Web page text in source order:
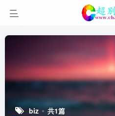
biz 共1篇